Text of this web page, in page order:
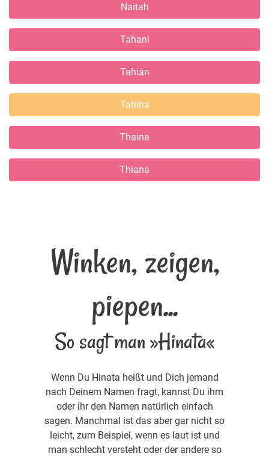
Naitah
Tahani
Tahian
Tahina
Thaina
Thiana
Winken, zeigen,
piepen...
So sagt man »Hinata«
Wenn Du Hinata heißt und Dich jemand
nach Deinem Namen fragt, kannst Du ihm
oder ihr den Namen natürlich einfach
sagen. Manchmal ist das aber gar nicht so
leicht, zum Beispiel, wenn es laut ist und
man schlecht versteht oder der andere so